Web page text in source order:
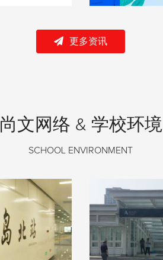
更多资讯
尚文网络 & 学校环境
SCHOOL ENVIRONMENT